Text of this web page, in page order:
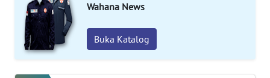
Wahana News
Buka Katalog
WAHANA
ADVOKAT
OPINI